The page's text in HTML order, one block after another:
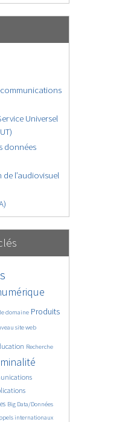
Universel
données
l’audiovisuel
domaine Produits
site web
Recherche
Big Data/Données
internationaux